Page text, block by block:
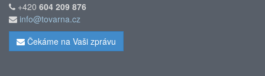
+420 604 209 876
info@tovarna.cz
Čekáme na Vaši zprávu